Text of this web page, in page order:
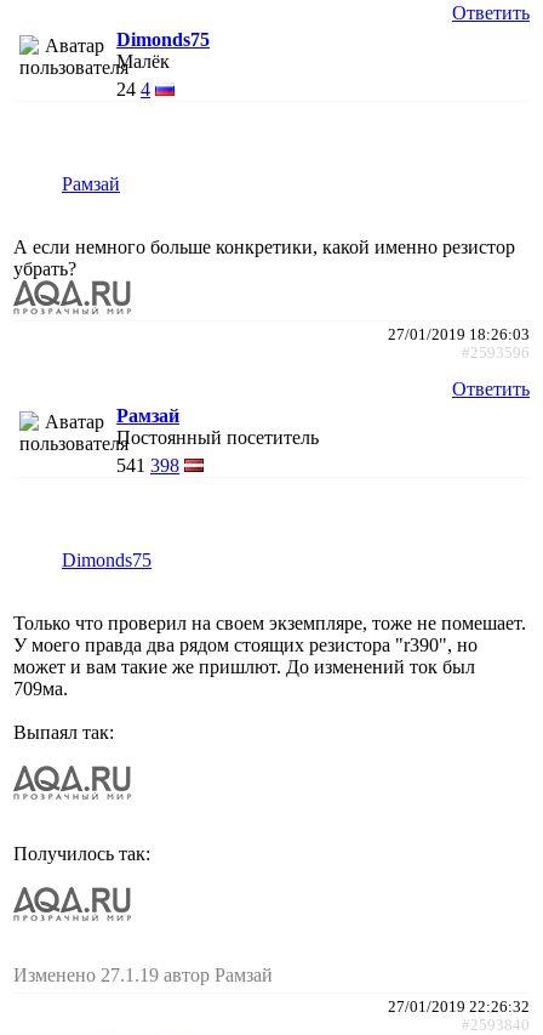
Ответить
Dimonds75
Малёк
24 4
Рамзай
А если немного больше конкретики, какой именно резистор
убрать?
27/01/2019 18:26:03
#2593596
Ответить
Рамзай
Постоянный посетитель
541 398
Dimonds75
Только что проверил на своем экземпляре, тоже не помешает.
У моего правда два рядом стоящих резистора "r390", но
может и вам такие же пришлют. До изменений ток был
709ма.
Выпаял так:
Получилось так:
Изменено 27.1.19 автор Рамзай
27/01/2019 22:26:32
#2593840